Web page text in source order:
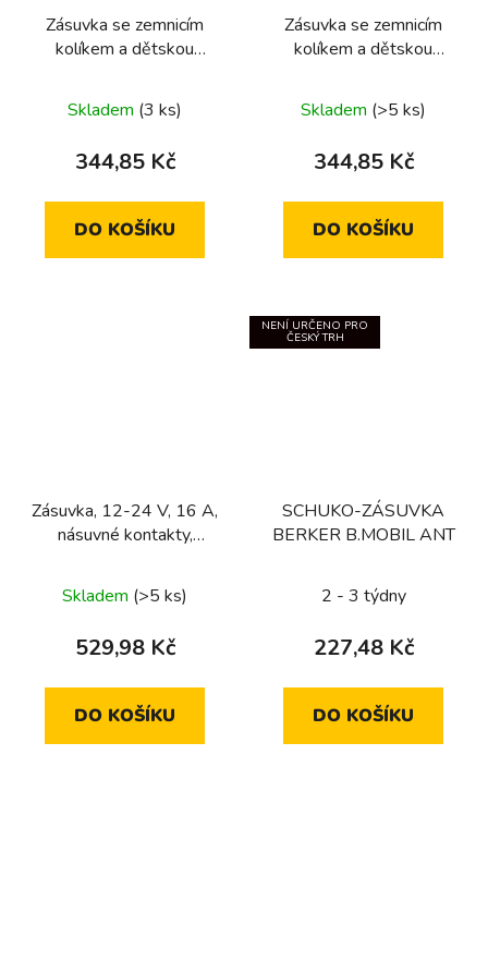
Zásuvka se zemnicím
kolíkem a dětskou
šroub. svorky, Integro
přístroje, antracit, mat
Skladem (3 ks)
344,85 Kč
DO KOŠÍKU
Zásuvka se zemnicím
kolíkem a dětskou
šroub. svorky, Integro
přístroje, bílá, mat
Skladem (>5 ks)
344,85 Kč
DO KOŠÍKU
Zásuvka, 12-24 V, 16 A,
násuvné kontakty,
lesk
Skladem (>5 ks)
529,98 Kč
DO KOŠÍKU
NENÍ URČENO PRO
ČESKÝ TRH
SCHUKO-ZÁSUVKA
BERKER B.MOBIL ANT
2 - 3 týdny
227,48 Kč
DO KOŠÍKU